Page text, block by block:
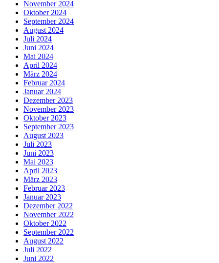
November 2024
Oktober 2024
September 2024
August 2024
Juli 2024
Juni 2024
Mai 2024
April 2024
März 2024
Februar 2024
Januar 2024
Dezember 2023
November 2023
Oktober 2023
September 2023
August 2023
Juli 2023
Juni 2023
Mai 2023
April 2023
März 2023
Februar 2023
Januar 2023
Dezember 2022
November 2022
Oktober 2022
September 2022
August 2022
Juli 2022
Juni 2022